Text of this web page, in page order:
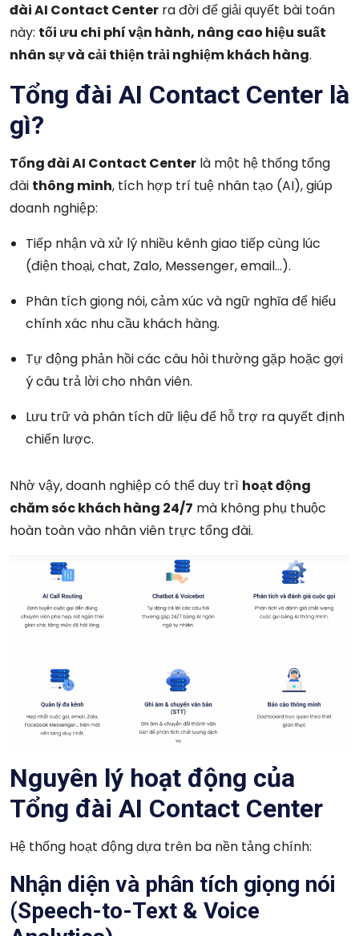
đài AI Contact Center ra đời để giải quyết bài toán
này: tối ưu chi phí vận hành, nâng cao hiệu suất
nhân sự và cải thiện trải nghiệm khách hàng.
Tổng đài AI Contact Center là
gì?
Tổng đài AI Contact Center là một hệ thống tổng
đài thông minh, tích hợp trí tuệ nhân tạo (AI), giúp
doanh nghiệp:
Tiếp nhận và xử lý nhiều kênh giao tiếp cùng lúc
(điện thoại, chat, Zalo, Messenger, email…).
Phân tích giọng nói, cảm xúc và ngữ nghĩa để hiểu
chính xác nhu cầu khách hàng.
Tự động phản hồi các câu hỏi thường gặp hoặc gợi
ý câu trả lời cho nhân viên.
Lưu trữ và phân tích dữ liệu để hỗ trợ ra quyết định
chiến lược.
Nhờ vậy, doanh nghiệp có thể duy trì hoạt động
chăm sóc khách hàng 24/7 mà không phụ thuộc
hoàn toàn vào nhân viên trực tổng đài.
Nguyên lý hoạt động của
Tổng đài AI Contact Center
Hệ thống hoạt động dựa trên ba nền tảng chính:
Nhận diện và phân tích giọng nói
(Speech-to-Text & Voice